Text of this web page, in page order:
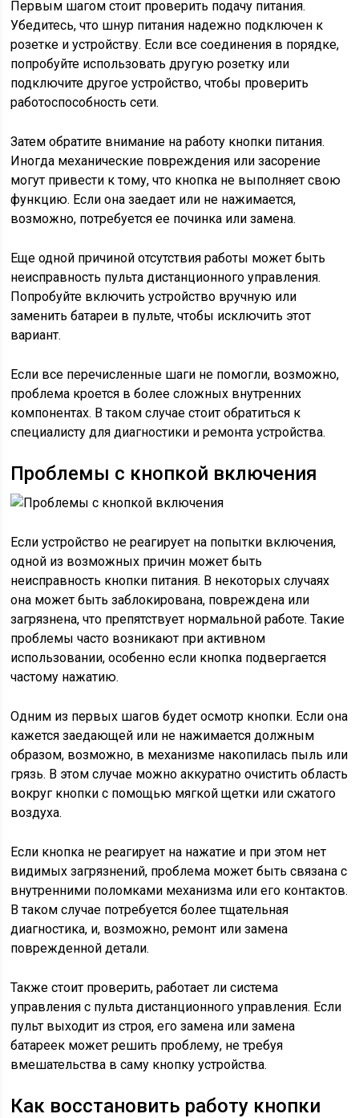
Первым шагом стоит проверить подачу питания.
Убедитесь, что шнур питания надежно подключен к
розетке и устройству. Если все соединения в порядке,
попробуйте использовать другую розетку или
подключите другое устройство, чтобы проверить
работоспособность сети.
Затем обратите внимание на работу кнопки питания.
Иногда механические повреждения или засорение
могут привести к тому, что кнопка не выполняет свою
функцию. Если она заедает или не нажимается,
возможно, потребуется ее починка или замена.
Еще одной причиной отсутствия работы может быть
неисправность пульта дистанционного управления.
Попробуйте включить устройство вручную или
заменить батареи в пульте, чтобы исключить этот
вариант.
Если все перечисленные шаги не помогли, возможно,
проблема кроется в более сложных внутренних
компонентах. В таком случае стоит обратиться к
специалисту для диагностики и ремонта устройства.
Проблемы с кнопкой включения
Если устройство не реагирует на попытки включения,
одной из возможных причин может быть
неисправность кнопки питания. В некоторых случаях
она может быть заблокирована, повреждена или
загрязнена, что препятствует нормальной работе. Такие
проблемы часто возникают при активном
использовании, особенно если кнопка подвергается
частому нажатию.
Одним из первых шагов будет осмотр кнопки. Если она
кажется заедающей или не нажимается должным
образом, возможно, в механизме накопилась пыль или
грязь. В этом случае можно аккуратно очистить область
вокруг кнопки с помощью мягкой щетки или сжатого
воздуха.
Если кнопка не реагирует на нажатие и при этом нет
видимых загрязнений, проблема может быть связана с
внутренними поломками механизма или его контактов.
В таком случае потребуется более тщательная
диагностика, и, возможно, ремонт или замена
поврежденной детали.
Также стоит проверить, работает ли система
управления с пульта дистанционного управления. Если
пульт выходит из строя, его замена или замена
батареек может решить проблему, не требуя
вмешательства в саму кнопку устройства.
Как восстановить работу кнопки